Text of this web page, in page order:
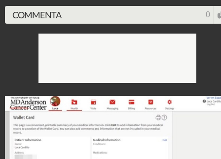
72.045.408-703 video-259 foto
COMMENTA 0